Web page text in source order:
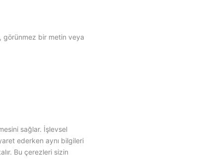
görünmez bir metin veya
sağlar. İşlevsel
ederken aynı bilgileri
Bu çerezleri sizin